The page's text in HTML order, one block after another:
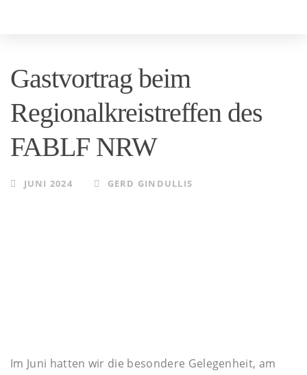
links
navigation
Skip
content
Gastvortrag beim
Regionalkreistreffen des
FABLF NRW
JUNI 2024 GERD GINDULLIS
Im Juni hatten wir die besondere Gelegenheit, am